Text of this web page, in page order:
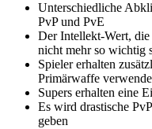
Unterschiedliche
PvP und PvE
Der Intellekt-Wert,
nicht mehr so ​​wichtig
Spieler erhalten
Primärwaffe
Supers erhalten eine
Es wird drastische
geben